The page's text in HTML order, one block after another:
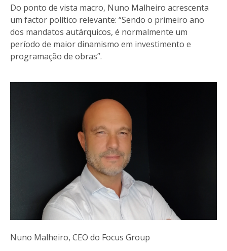
Do ponto de vista macro, Nuno Malheiro acrescenta
um factor político relevante: “Sendo o primeiro ano
dos mandatos autárquicos, é normalmente um
período de maior dinamismo em investimento e
programação de obras”.
Nuno Malheiro, CEO do Focus Group